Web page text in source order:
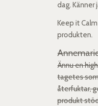
dag.
Keep it
produkten.
Ännu en
tagetes
återfuktar,
produkt